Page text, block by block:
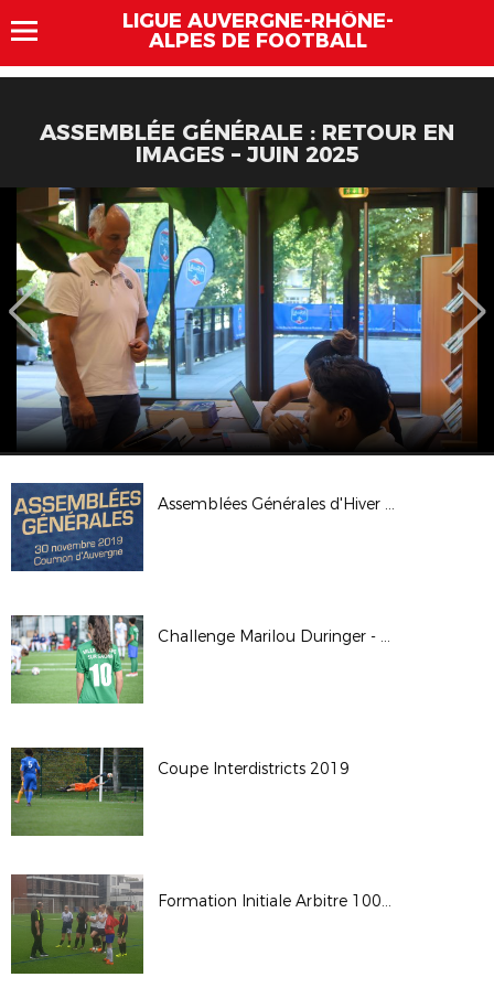
LIGUE AUVERGNE-RHÔNE-
ALPES DE FOOTBALL
ASSEMBLÉE GÉNÉRALE : RETOUR EN
IMAGES – JUIN 2025
Assemblées Générales d'Hiver 2019, Cournon d'Auvergne
Challenge Marilou Duringer - 2019
Coupe Interdistricts 2019
Formation Initiale Arbitre 100% F - Octobre 2019